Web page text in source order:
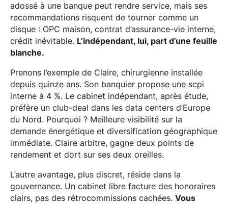
adossé à une banque peut rendre service, mais ses
recommandations risquent de tourner comme un
disque : OPC maison, contrat d’assurance-vie interne,
crédit inévitable. L’indépendant, lui, part d’une feuille
blanche.
Prenons l’exemple de Claire, chirurgienne installée
depuis quinze ans. Son banquier propose une scpi
interne à 4 %. Le cabinet indépendant, après étude,
préfère un club-deal dans les data centers d’Europe
du Nord. Pourquoi ? Meilleure visibilité sur la
demande énergétique et diversification géographique
immédiate. Claire arbitre, gagne deux points de
rendement et dort sur ses deux oreilles.
L’autre avantage, plus discret, réside dans la
gouvernance. Un cabinet libre facture des honoraires
clairs, pas des rétrocommissions cachées. Vous